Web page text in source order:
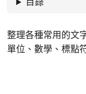
整理各種常用的文
單位、數學、標點